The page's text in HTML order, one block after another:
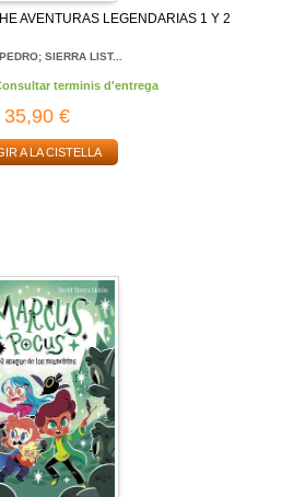
AVENTURAS LEGENDARIAS 1 Y 2
SIERRA LIST...
terminis d'entrega
35,90 €
A LA CISTELLA